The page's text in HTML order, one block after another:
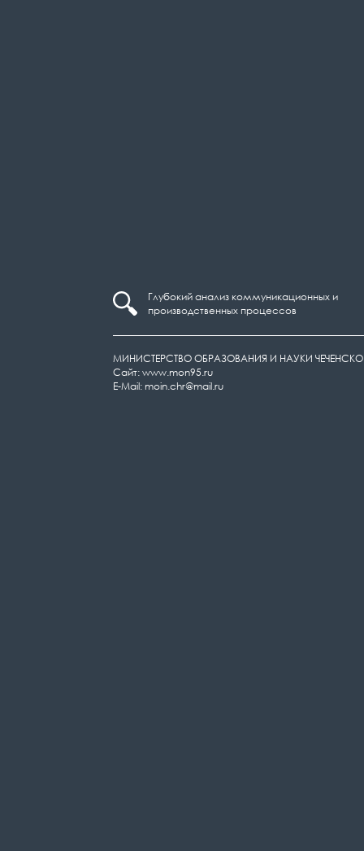
Глубокий анализ коммуникационных и
производственных процессов
МИНИСТЕРСТВО ОБРАЗОВАНИЯ И НАУКИ
Сайт: www.mon95.ru
E-Mail: moin.chr@mail.ru